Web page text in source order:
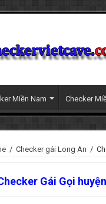
Miền Nam Checker
/ Checker gái Long An /
Gái Gọi